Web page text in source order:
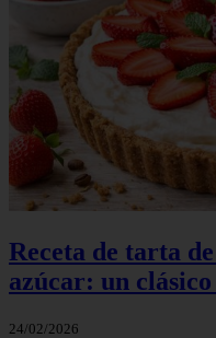
Receta de tarta
azúcar: un
24/02/2026